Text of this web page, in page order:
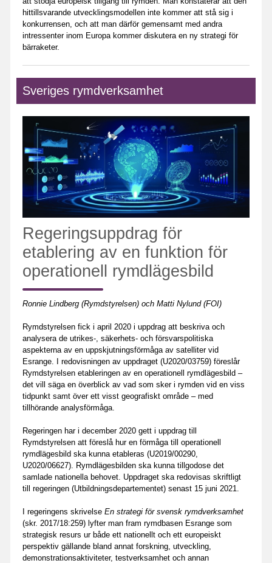
hittillsvarande utvecklingsmodellen inte kommer att stå sig i
konkurrensen, och att man därför gemensamt med andra
intressenter inom Europa kommer diskutera en ny strategi för
bärraketer.
Sveriges rymdverksamhet
Regeringsuppdrag för
etablering av en funktion för
operationell rymdlägesbild
Ronnie Lindberg (Rymdstyrelsen) och Matti Nylund (FOI)
Rymdstyrelsen fick i april 2020 i uppdrag att beskriva och
analysera de utrikes-, säkerhets- och försvarspolitiska
aspekterna av en uppskjutningsförmåga av satelliter vid
Esrange. I redovisningen av uppdraget (U2020/03759) föreslår
Rymdstyrelsen etableringen av en operationell rymdlägesbild –
det vill säga en överblick av vad som sker i rymden vid en viss
tidpunkt samt över ett visst geografiskt område – med
tillhörande analysförmåga.
Regeringen har i december 2020 gett i uppdrag till
Rymdstyrelsen att föreslå hur en förmåga till operationell
rymdlägesbild ska kunna etableras (U2019/00290,
U2020/06627). Rymdlägesbilden ska kunna tillgodose det
samlade nationella behovet. Uppdraget ska redovisas skriftligt
till regeringen (Utbildningsdepartementet) senast 15 juni 2021.
I regeringens skrivelse En strategi för svensk rymdverksamhet
(skr. 2017/18:259) lyfter man fram rymdbasen Esrange som
strategisk resurs ur både ett nationellt och ett europeiskt
perspektiv gällande bland annat forskning, utveckling,
demonstrationsaktiviteter, testverksamhet och annan